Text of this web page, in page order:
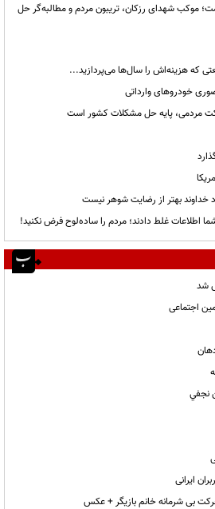
موکب شهدای رزکان، تریبون مردم و مطالبه‌گر حل
خودروهای وارداتی
مردمی، پایه حل مشکلات کشور است
خداوند بهتر از رضایت شوهر نیست
اطلاعات غلط دادند؛ مردم را ساده‌لوح فرض نکنید!
شد
اجتماعی
نجفي
بی شرمانه خانم بازیگر + عکس